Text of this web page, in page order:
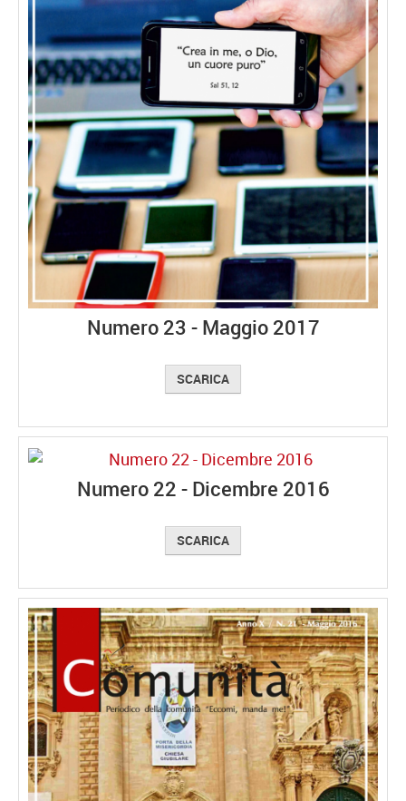
Numero 23 - Maggio 2017
SCARICA
Numero 22 - Dicembre 2016
SCARICA